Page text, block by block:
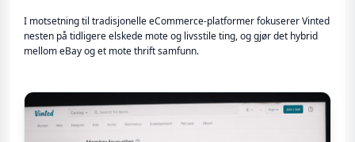
I motsetning til tradisjonelle eCommerce-platformer fokuserer Vinted
nesten på tidligere elskede mote og livsstile ting, og gjør det hybrid
mellom eBay og et mote thrift samfunn.